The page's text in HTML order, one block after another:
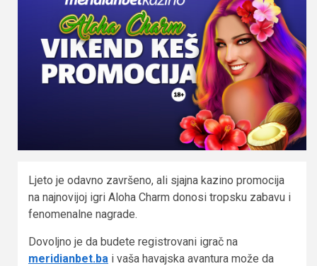
Ljeto je odavno završeno, ali sjajna kazino promocija
na najnovijoj igri Aloha Charm donosi tropsku zabavu i
fenomenalne nagrade.
Dovoljno je da budete registrovani igrač na
meridianbet.ba i vaša havajska avantura može da